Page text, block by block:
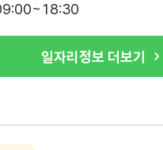
일자리정보 더보기